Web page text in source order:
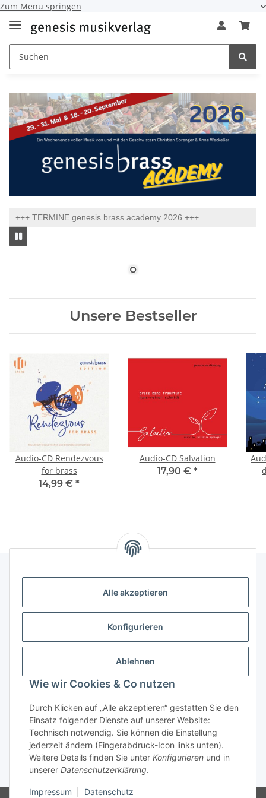
Zum Menü springen
Alle akzeptieren
Konfigurieren
Ablehnen
Wie wir Cookies & Co nutzen
Durch Klicken auf „Alle akzeptieren“ gestatten Sie den
Einsatz folgender Dienste auf unserer Website:
Technisch notwendig. Sie können die Einstellung
jederzeit ändern (Fingerabdruck-Icon links unten).
Weitere Details finden Sie unter Konfigurieren und in
unserer Datenschutzerklärung.
Impressum Datenschutz
+++ TERMINE genesis brass academy 2026 +++
Unsere Bestseller
Audio-CD Rendezvous
for brass
14,99 € *
Audio-CD Salvation
17,90 € *
genesis musikverlag Christian Sprenger
34630 Gilserberg
E-Mail:anne.weckesser@genesis-musikverlag.de
Informationen
Gesetzliche Informationen
* Alle Preise inkl. gesetzlicher USt., zzgl.Versand